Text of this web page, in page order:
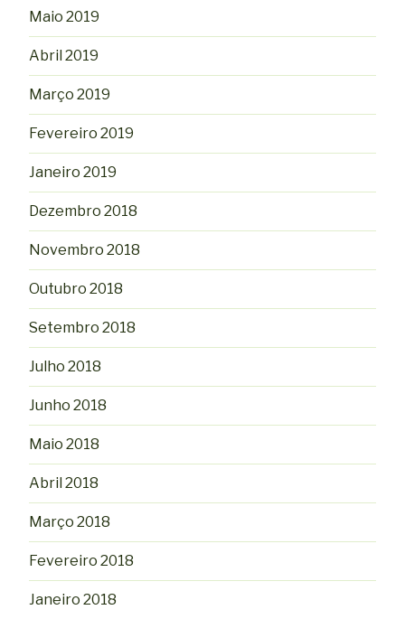
Maio 2019
Abril 2019
Março 2019
Fevereiro 2019
Janeiro 2019
Dezembro 2018
Novembro 2018
Outubro 2018
Setembro 2018
Julho 2018
Junho 2018
Maio 2018
Abril 2018
Março 2018
Fevereiro 2018
Janeiro 2018